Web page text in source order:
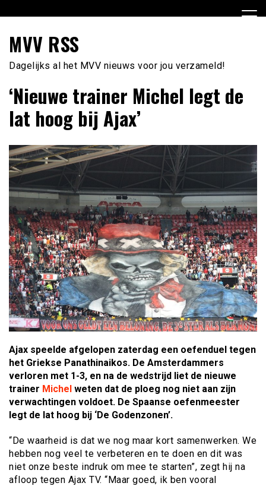
naar
inhoud
MVV RSS
Dagelijks al het MVV nieuws voor jou verzameld!
‘Nieuwe trainer Michel legt de
lat hoog bij Ajax’
Ajax speelde afgelopen zaterdag een oefenduel tegen
het Griekse Panathinaikos. De Amsterdammers
verloren met 1-3, en na de wedstrijd liet de nieuwe
trainer Michel weten dat de ploeg nog niet aan zijn
verwachtingen voldoet. De Spaanse oefenmeester
legt de lat hoog bij ‘De Godenzonen’.
“De waarheid is dat we nog maar kort samenwerken. We
hebben nog veel te verbeteren en te doen en dit was
niet onze beste indruk om mee te starten”, zegt hij na
afloop tegen Ajax TV. “Maar goed, ik ben vooral